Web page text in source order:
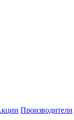
Производители